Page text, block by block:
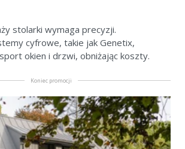
stolarki wymaga precyzji.
cyfrowe, takie jak Genetix,
okien i drzwi, obniżając koszty.
Koniec promocji